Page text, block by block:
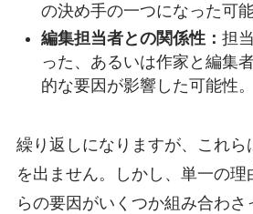
の決め手の一つになった可能
編集担当者との関係性： 担
った、あるいは作家と編集
的な要因が影響した可能性。
繰り返しになりますが、これら
を出ません。しかし、単一の
らの要因がいくつか組み合わ